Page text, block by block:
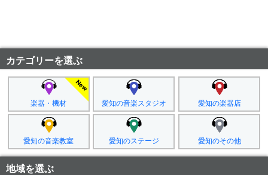
カテゴリーを選ぶ
楽器・機材 愛知の音楽スタジオ 愛知の楽器店
愛知の音楽教室 愛知のステージ 愛知のその他
地域を選ぶ